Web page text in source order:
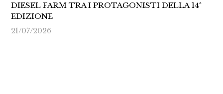
DIESEL FARM TRA I PROTAGONISTI DELLA 14ª
EDIZIONE
21/07/2026